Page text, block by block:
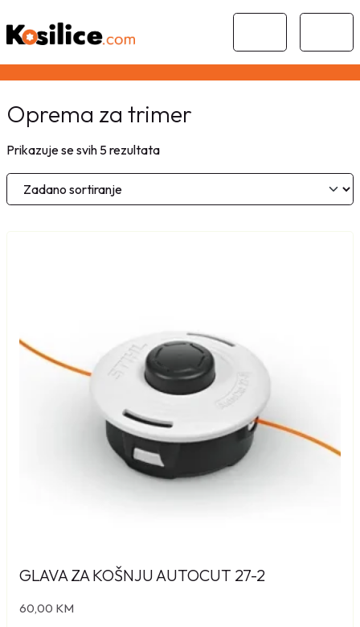
Menu
Oprema za trimer
Prikazuje se svih 5 rezultata
GLAVA ZA KOŠNJU AUTOCUT 27-2
60,00 KM